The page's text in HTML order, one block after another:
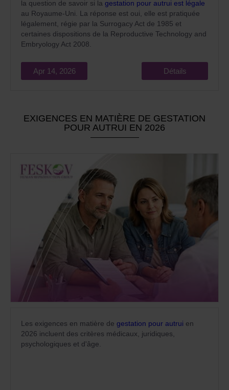
la question de savoir si la gestation pour autrui est légale
au Royaume-Uni. La réponse est oui, elle est pratiquée
légalement, régie par la Surrogacy Act de 1985 et
certaines dispositions de la Reproductive Technology and
Embryology Act 2008.
Apr 14, 2026 Détails
EXIGENCES EN MATIÈRE DE GESTATION
POUR AUTRUI EN 2026
Les exigences en matière de gestation pour autrui en
2026 incluent des critères médicaux, juridiques,
psychologiques et d'âge.